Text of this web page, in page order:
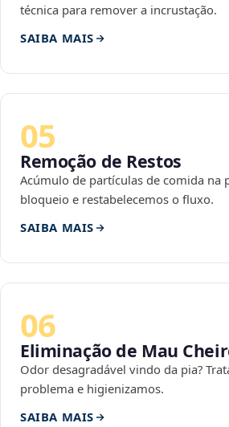
técnica para remover a incrustação.
SAIBA MAIS
05
Remoção de Restos
Acúmulo de partículas de comida na
bloqueio e restabelecemos o fluxo.
SAIBA MAIS
06
Eliminação de Mau
Odor desagradável vindo da pia?
problema e higienizamos.
SAIBA MAIS